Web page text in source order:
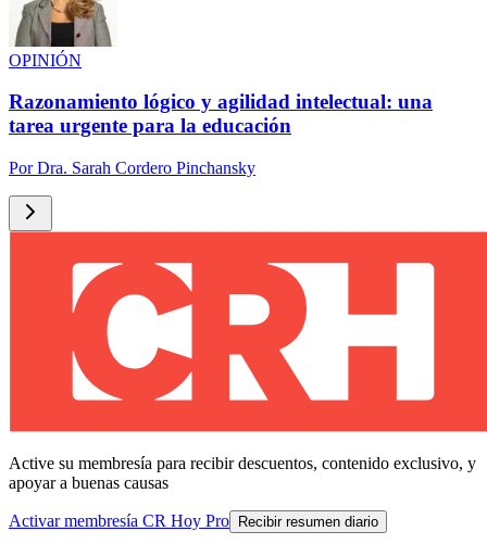
OPINIÓN
Razonamiento lógico y agilidad intelectual: una
tarea urgente para la educación
PorDra. Sarah Cordero Pinchansky
Active su membresía para recibir descuentos, contenido exclusivo, y
apoyar a buenas causas
Activar membresía CR Hoy Pro Recibir resumen diario